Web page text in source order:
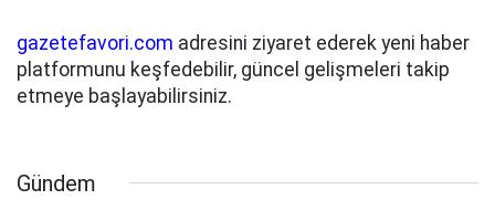
gazetefavori.com adresini ziyaret ederek yeni haber
platformunu keşfedebilir, güncel gelişmeleri takip
etmeye başlayabilirsiniz.
Gündem